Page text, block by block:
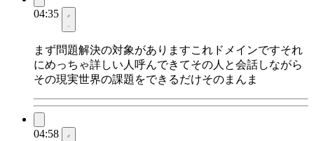
04:35
まず問題解決の対象がありますこれドメインですそれ
にめっちゃ詳しい人呼んできてその人と会話しながら
その現実世界の課題をできるだけそのまんま
04:58